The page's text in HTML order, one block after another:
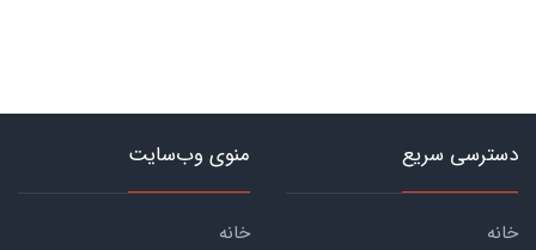
دسترسی سریع
خانه
منوی وب‌سایت
خانه